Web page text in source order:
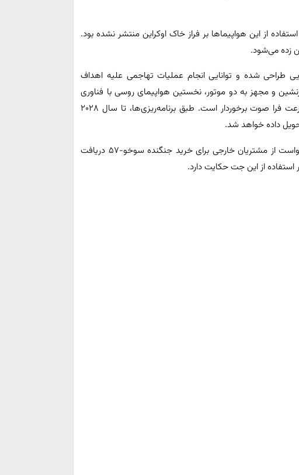
از این هواپیماها بر فراز خاک اوکراین منتشر نشده بود.
برتری هوایی طراحی شده و توانایی انجام عملیات تهاجمی علیه اهداف
و مجهز به دو موتور، نخستین هواپیمای روسی با فناوری
رادارگریز محسوب می‌شود و از قابلیت پرواز با سرعت فرا صوت برخوردار است. طبق برنامه‌ریزی‌ها، تا سال ۲۰۲۸
روسیه برای همکاری‌های فنی-نظامی شماری درخواست از مشتریان خارجی برای خرید جنگنده سوخو-۵۷ دریافت
استفاده از این جت حکایت دارد.